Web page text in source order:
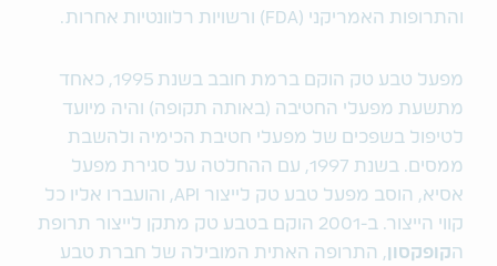
והתרופות האמריקני (FDA) ורשויות רלוונטיות אחרות.
מפעל טבע טק הוקם ברמת חובב בשנת 1995, כאחד
מתשעת מפעלי החטיבה (באותה תקופה) והיה מיועד
לטיפול בשפכים של מפעלי חטיבת הכימיה ולהשבת
ממסים. בשנת 1997, עם ההחלטה על סגירת מפעל
אסיא, הוסב מפעל טבע טק לייצור API, והועברו אליו כל
קווי הייצור. ב-2001 הוקם בטבע טק מתקן לייצור תרופת
הקופקסון, התרופה האתית המובילה של חברת טבע